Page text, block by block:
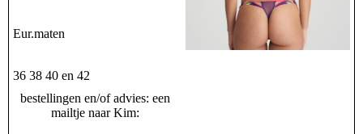
Eur.maten
36 38 40 en 42
bestellingen en/of advies: een
mailtje naar Kim: